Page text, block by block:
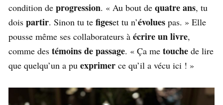
condition de progression. « Au bout de quatre ans, tu
dois partir. Sinon tu te figeset tu n’évolues pas. » Elle
pousse même ses collaborateurs à écrire un livre,
comme des témoins de passage. « Ça me touche de lire
que quelqu’un a pu exprimer ce qu’il a vécu ici ! »